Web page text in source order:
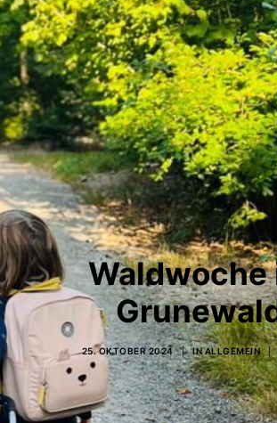
Waldwoche
25. OKTOBER 2024 | INALLGEMEIN |